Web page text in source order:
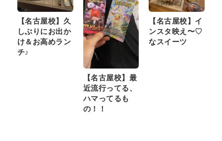
【名古屋校】久
しぶりにお出か
け＆お高めラン
チ♪
【名古屋校】最
近流行ってる、
ハマってるも
の！！
【名古屋校】イ
ンスタ映え〜♡
なスイーツ